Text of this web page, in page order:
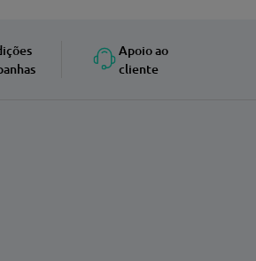
Apoio ao
cliente